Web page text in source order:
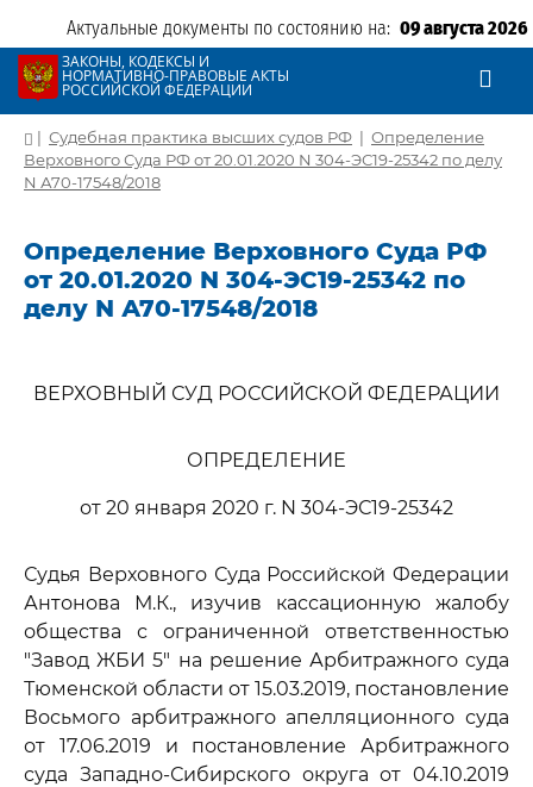
Актуальные документы по состоянию на: 09 августа 2026
ЗАКОНЫ, КОДЕКСЫ И
НОРМАТИВНО-ПРАВОВЫЕ АКТЫ
РОССИЙСКОЙ ФЕДЕРАЦИИ
| Судебная практика высших судов РФ | Определение
Верховного Суда РФ от 20.01.2020 N 304-ЭС19-25342 по делу
N А70-17548/2018
Определение Верховного Суда РФ
от 20.01.2020 N 304-ЭС19-25342 по
делу N А70-17548/2018
ВЕРХОВНЫЙ СУД РОССИЙСКОЙ ФЕДЕРАЦИИ
ОПРЕДЕЛЕНИЕ
от 20 января 2020 г. N 304-ЭС19-25342
Судья Верховного Суда Российской Федерации
Антонова М.К., изучив кассационную жалобу
общества с ограниченной ответственностью
"Завод ЖБИ 5" на решение Арбитражного суда
Тюменской области от 15.03.2019, постановление
Восьмого арбитражного апелляционного суда
от 17.06.2019 и постановление Арбитражного
суда Западно-Сибирского округа от 04.10.2019